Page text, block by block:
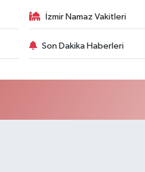
İzmir Namaz Vakitleri
Son Dakika Haberleri